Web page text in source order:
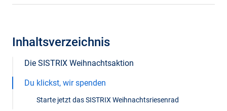
Inhaltsverzeichnis
Die SISTRIX Weihnachtsaktion
Du klickst, wir spenden
Starte jetzt das SISTRIX Weihnachtsriesenrad